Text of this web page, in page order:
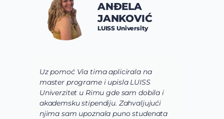
Uz pomoć Via tima aplicirala na
master programe i upisla LUISS
Univerzitet u Rimu gde sam dobila i
akademsku stipendiju. Zahvaljujući
njima sam upoznala puno studenata
ANĐELA
JANKOVIĆ
LUISS University